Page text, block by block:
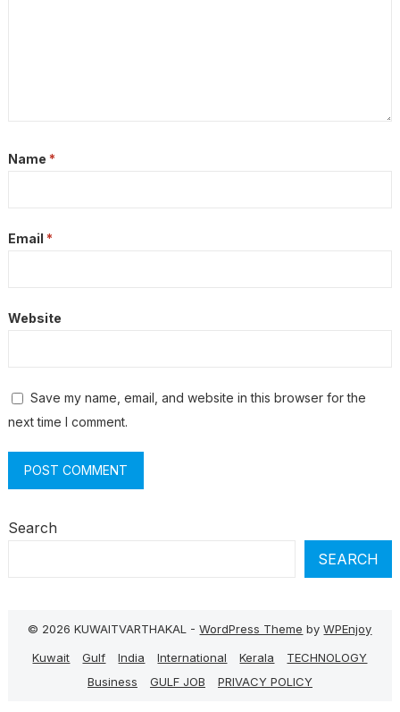
Name *
Email *
Website
Save my name, email, and website in this browser for the
next time I comment.
Search
SEARCH
© 2026 KUWAITVARTHAKAL -WordPress Theme byWPEnjoy
Kuwait
Gulf India International Kerala
TECHNOLOGY
Business
GULF JOB PRIVACY POLICY